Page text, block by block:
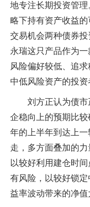
地专注长期投资管
略下持有资产收益
交易机会两种债券
永瑞这只产品作为
风险偏好较低、追
中低风险资产的投资
刘方正认为债
企稳向上的预期比
年的上半年到达上
走，多方面叠加的
以较好利用建仓时
有风险，以较好锁
益率波动带来的净值